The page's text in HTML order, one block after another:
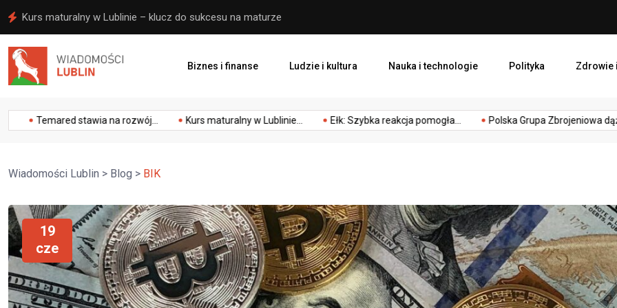
Kurs maturalny w Lublinie – klucz do sukcesu na maturze Ełk: Szybka reakcja
Biznes i finanse Ludzie i kultura Nauka i technologie Polityka Zdrowie
Temared stawia na rozwój... Kurs maturalny w Lublinie... Ełk: Szybka reakcja pomogła... Polska Grupa Zbrojeniowa dąży...
zwłaszcza w postaci wyrównywania szans dla mężczyzn i kobiet na równym poziomie. zwyczaje Życie Zygmunta
Wiadomości Lublin > Blog > BIK
19
cze